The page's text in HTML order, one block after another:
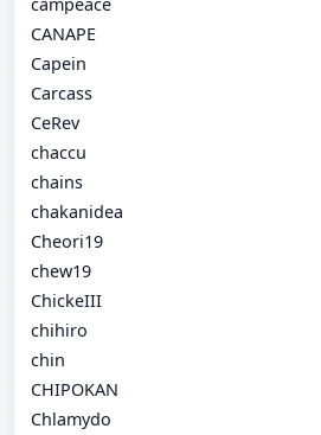
CANAPE
Capein
Carcass
CeRev
chaccu
chains
chakanidea
Cheori19
chew19
ChickeIII
chihiro
chin
CHIPOKAN
Chlamydo